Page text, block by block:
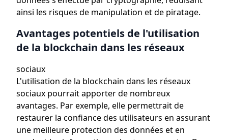
ainsi les risques de manipulation et de piratage.
Avantages potentiels de l'utilisation
de la blockchain dans les réseaux
sociaux
L'utilisation de la blockchain dans les réseaux
sociaux pourrait apporter de nombreux
avantages. Par exemple, elle permettrait de
restaurer la confiance des utilisateurs en assurant
une meilleure protection des données et en